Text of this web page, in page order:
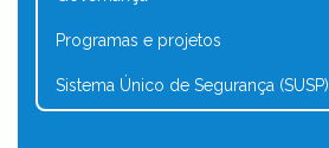
Programas e projetos
Sistema Único de Segurança (SUSP)